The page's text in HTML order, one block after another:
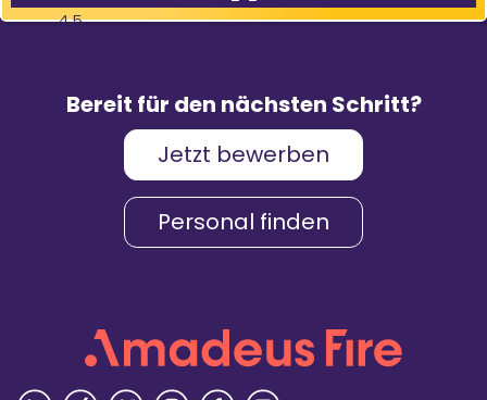
4,5
Bewertungen
Weiterempfehlungen
Karriere & Gehalt
4,2
Unternehmenskultur
4,3
4,4
Rezensionen lesen
Bereit für den nächsten Schritt?
Jetzt bewerben
Personal finden